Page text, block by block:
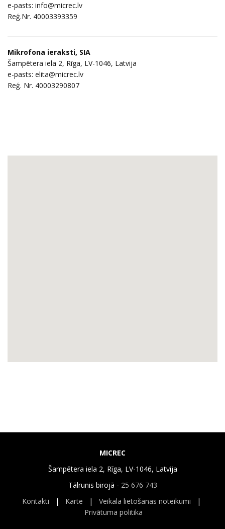
e-pasts: info@micrec.lv
Reģ.Nr. 40003393359
Mikrofona ieraksti, SIA
Šampētera iela 2, Rīga, LV-1046, Latvija
e-pasts: elita@micrec.lv
Reģ. Nr. 40003290807
MICREC
Šampētera iela 2, Rīga, LV-1046, Latvija
Tālrunis birojā - 25 676 743
Kontakti | Karte | Veikala lietošanas noteikumi |
Privātuma politika